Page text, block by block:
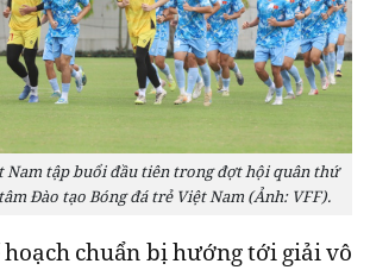
Nam tập buổi đầu tiên trong đợt hội quân thứ
Đào tạo Bóng đá trẻ Việt Nam (Ảnh: VFF).
chuẩn bị hướng tới giải vô